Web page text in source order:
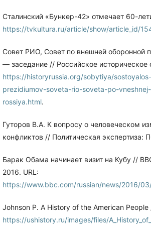
Сталинский «Бункер-42» отмечает 60-
https://tvkultura.ru/article/show/article_id/
Совет РИО, Совет по внешней оборонной
— заседание // Российское историческое
https://historyrussia.org/sobytiya/
prezidiumov-soveta-rio-soveta-po-
rossiya.html.
Гуторов В.А. К вопросу о человеческом
конфликтов // Политическая
Барак Обама начинает визит на Кубу //
2016. URL:
https://www.bbc.com/russian/news/2016/
Johnson P. A History of the American
https://ushistory.ru/images/files/